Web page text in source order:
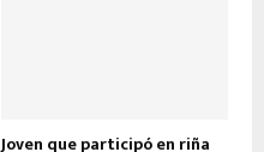
Joven que participó en riña